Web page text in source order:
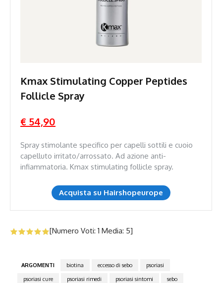
Kmax Stimulating Copper Peptides
Follicle Spray
€ 54,90
Spray stimolante specifico per capelli sottili e cuoio
capelluto irritato/arrossato. Ad azione anti-
infiammatoria. Kmax stimulating follicle spray.
Acquista su Hairshopeurope
[Numero Voti: 1 Media: 5]
ARGOMENTI biotina eccesso di sebo
psoriasi
psoriasi cure
psoriasi rimedi psoriasi sintomi
sebo